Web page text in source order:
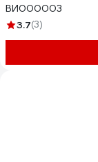
ВИ000003
3.7(3)